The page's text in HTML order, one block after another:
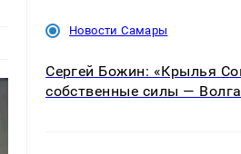
Новости Самары
Сергей Божин: «Крылья
собственные силы —